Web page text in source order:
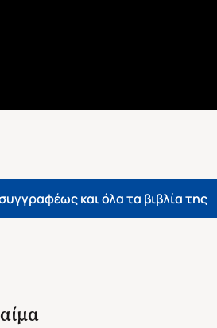
και όλα τα βιβλία της